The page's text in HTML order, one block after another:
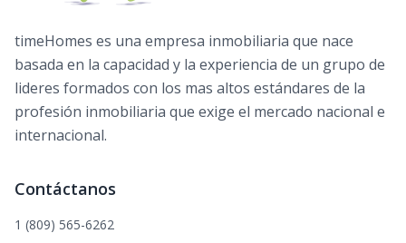
timeHomes es una empresa inmobiliaria que nace
basada en la capacidad y la experiencia de un grupo de
lideres formados con los mas altos estándares de la
profesión inmobiliaria que exige el mercado nacional e
internacional.
Contáctanos
1 (809) 565-6262